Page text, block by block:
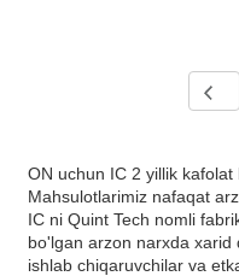
ON uchun IC 2 yillik
Mahsulotlarimiz nafaqat
IC ni Quint Tech nomli
bo'lgan arzon narxda xarid
ishlab chiqaruvchilar va